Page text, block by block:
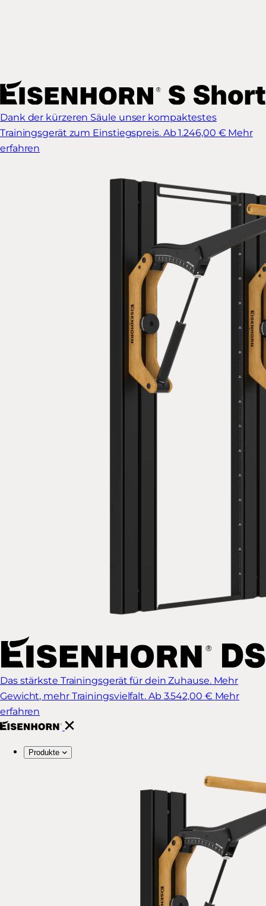
Dank der kürzeren Säule unser kompaktestes
Trainingsgerät zum Einstiegspreis. Ab 1.246,00 € Mehr
erfahren
Das stärkste Trainingsgerät für dein Zuhause. Mehr
Gewicht, mehr Trainingsvielfalt. Ab 3.542,00 € Mehr
erfahren
Produkte